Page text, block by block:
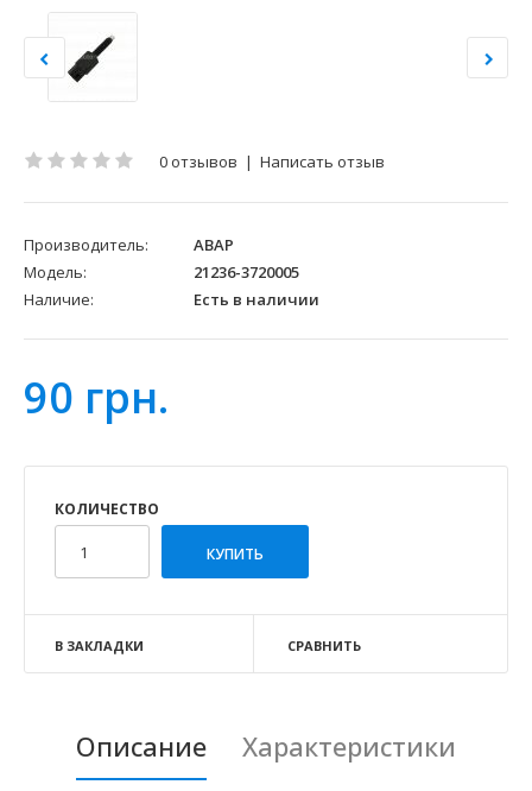
0 отзывов | Написать отзыв
Производитель:
АВАР
Модель:
21236-3720005
Наличие:
Есть в наличии
90 грн.
КОЛИЧЕСТВО
В ЗАКЛАДКИ СРАВНИТЬ
Описание
Характеристики